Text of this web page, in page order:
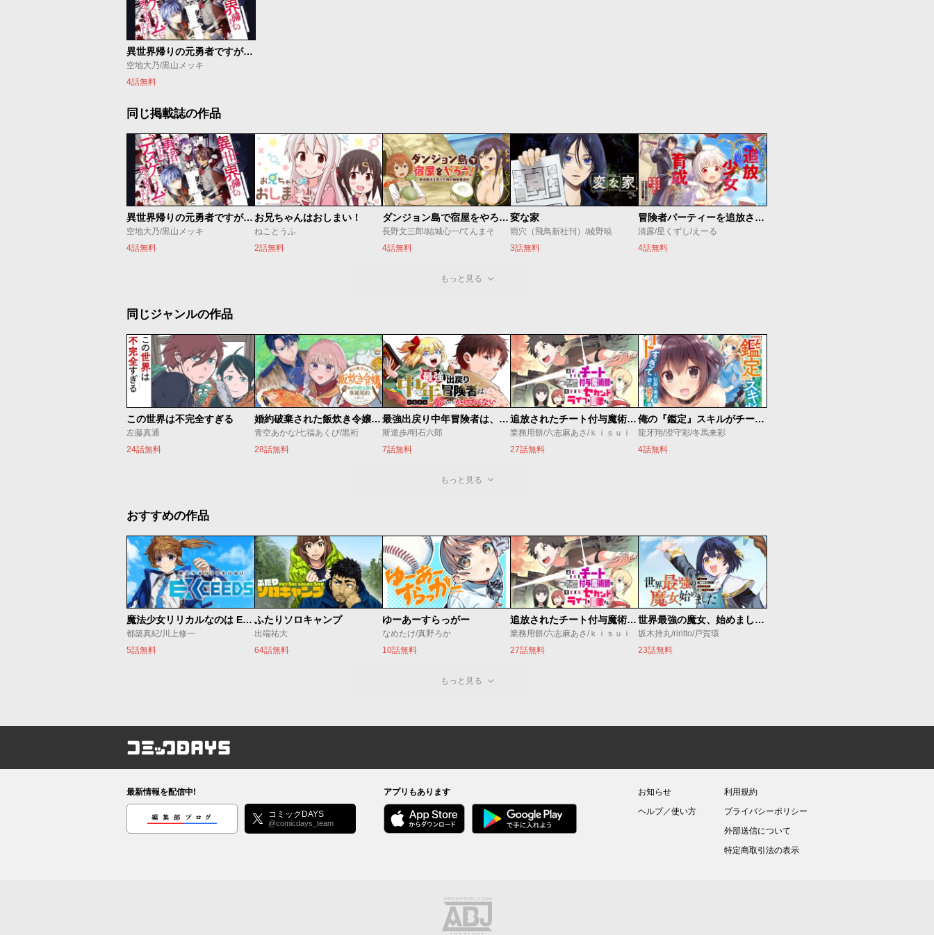
異世界帰りの元勇者ですが、デスゲームに巻き込まれました
空地大乃/黒山メッキ
4話無料
同じ掲載誌の作品
異世界帰りの元勇者ですが、デスゲームに巻き込まれました
空地大乃/黒山メッキ
4話無料
お兄ちゃんはおしまい！
ねことうふ
2話無料
ダンジョン島で宿屋をやろう！ 創造魔法を貰った俺の細腕繁盛記
長野文三郎/結城心一/てんまそ
4話無料
変な家
雨穴（飛鳥新社刊）/綾野暁
3話無料
冒険者パーティーを追放された回復士の少女を拾って育成したら、まさかの最強職業に転職!? おまけに彼女の様子が何やらおかしくて…
清露/星くずし/えーる
4話無料
もっと見る
同じジャンルの作品
この世界は不完全すぎる
左藤真通
24話無料
婚約破棄された飯炊き令嬢の私は冷酷公爵と専属契約しました～ですが胃袋を掴んだ結果、冷たかった公爵様がどんどん優しくなっています～
青空あかな/七福あくび/黒裄
28話無料
最強出戻り中年冒険者は、今さら命なんてかけたくない
斯道歩/明石六郎
7話無料
追放されたチート付与魔術師は気ままなセカンドライフを謳歌する。 ～俺は武器だけじゃなく、あらゆるものに『強化ポイント』を付与できるし、俺の意思でいつでも効果を解除できるけど、残った人たち大丈夫？～
業務用餅/六志麻あさ/ｋｉｓｕｉ
27話無料
俺の『鑑定』スキルがチートすぎて
龍牙翔/澄守彩/冬馬来彩
4話無料
もっと見る
おすすめの作品
魔法少女リリカルなのは EXCEEDS
都築真紀/川上修一
5話無料
ふたりソロキャンプ
出端祐大
64話無料
ゆーあーすらっがー
なめたけ/真野ろか
10話無料
追放されたチート付与魔術師は気ままなセカンドライフを謳歌する。 ～俺は武器だけじゃなく、あらゆるものに『強化ポイント』を付与できるし、俺の意思でいつでも効果を解除できるけど、残った人たち大丈夫？～
業務用餅/六志麻あさ/ｋｉｓｕｉ
27話無料
世界最強の魔女、始めました ～私だけ『攻略サイト』を見れる世界で自由に生きます～
坂木持丸/riritto/戸賀環
23話無料
もっと見る
コミックDAYS
最新情報を配信中!
編集部ブログ コミックDAYS
@comicdays_team
アプリもあります
お知らせ
ヘルプ／使い方
利用規約
プライバシーポリシー
外部送信について
特定商取引法の表示